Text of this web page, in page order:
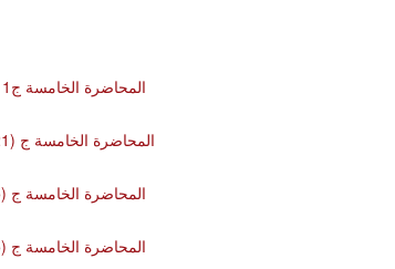
Management, L5, P1 المحاضرة الخامسة ج1 (7:00)
Management, L5, P2 2المحاضرة الخامسة ج (16:21)
Management, L5, P3 3المحاضرة الخامسة ج (9:45)
Management, L5, P4 4المحاضرة الخامسة ج (8:55)